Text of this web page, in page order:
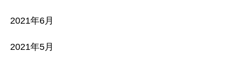
2021年6月
2021年5月